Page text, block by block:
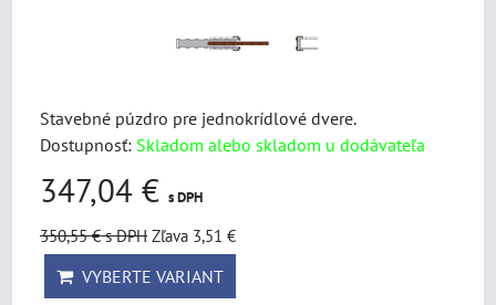
Stavebné púzdro pre jednokrídlové dvere.
Dostupnosť: Skladom alebo skladom u dodávateľa
347,04 € s DPH
350,55 €s DPH Zľava 3,51 €
VYBERTE VARIANT